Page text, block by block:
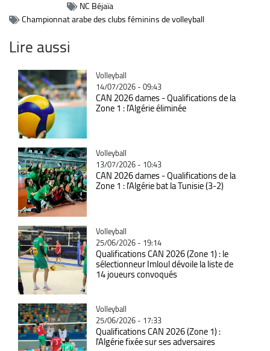
NC Béjaïa
Championnat arabe des clubs féminins de volleyball
Lire aussi
Catégorie
Volleyball
14/07/2026 - 09:43
CAN 2026 dames - Qualifications de la
Zone 1 : l’Algérie éliminée
Catégorie
Volleyball
13/07/2026 - 10:43
CAN 2026 dames - Qualifications de la
Zone 1 : l'Algérie bat la Tunisie (3-2)
Catégorie
Volleyball
25/06/2026 - 19:14
Qualifications CAN 2026 (Zone 1) : le
sélectionneur Imloul dévoile la liste de
14 joueurs convoqués
Catégorie
Volleyball
25/06/2026 - 17:33
Qualifications CAN 2026 (Zone 1) :
l'Algérie fixée sur ses adversaires